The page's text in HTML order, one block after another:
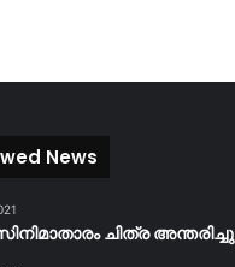
News
ചിത്ര അന്തരിച്ചു